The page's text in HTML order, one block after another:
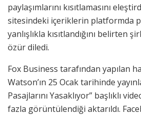
paylaşımlarını kısıtlamasını
sitesindeki içeriklerin platformda
yanlışlıkla kısıtlandığını belirten
özür diledi.
Fox Business tarafından yapılan
Watson’ın 25 Ocak tarihinde
Pasajlarını Yasaklıyor” başlıklı
fazla görüntülendiği aktarıldı.